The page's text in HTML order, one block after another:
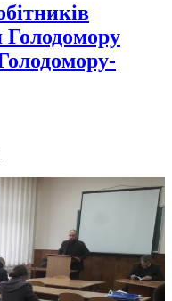
Голодомору